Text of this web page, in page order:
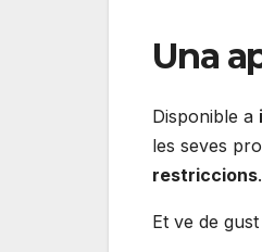
Una
Disponible a
les seves
restriccions.
Et ve de